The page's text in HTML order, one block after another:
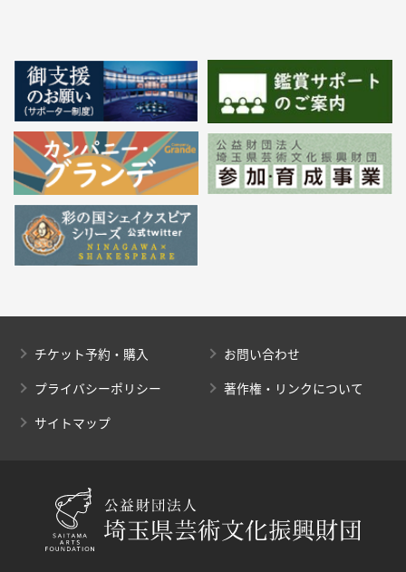
チケット予約・購入
お問い合わせ
プライバシーポリシー
著作権・リンクについて
サイトマップ